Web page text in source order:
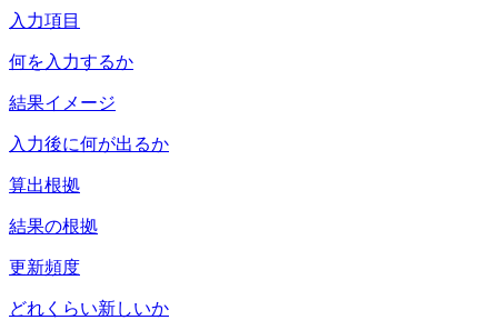
入力項目
何を入力するか
結果イメージ
入力後に何が出るか
算出根拠
結果の根拠
更新頻度
どれくらい新しいか